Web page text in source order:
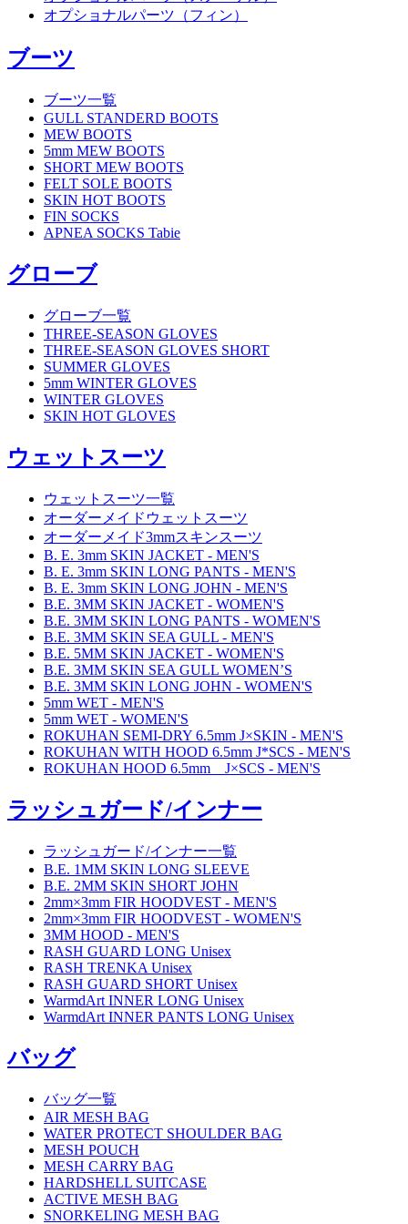
オプショナルパーツ（フィン）
ブーツ
ブーツ一覧
GULL STANDERD BOOTS
MEW BOOTS
5mm MEW BOOTS
SHORT MEW BOOTS
FELT SOLE BOOTS
SKIN HOT BOOTS
FIN SOCKS
APNEA SOCKS Tabie
グローブ
グローブ一覧
THREE-SEASON GLOVES
THREE-SEASON GLOVES SHORT
SUMMER GLOVES
5mm WINTER GLOVES
WINTER GLOVES
SKIN HOT GLOVES
ウェットスーツ
ウェットスーツ一覧
オーダーメイドウェットスーツ
オーダーメイド3mmスキンスーツ
B. E. 3mm SKIN JACKET - MEN'S
B. E. 3mm SKIN LONG PANTS - MEN'S
B. E. 3mm SKIN LONG JOHN - MEN'S
B.E. 3MM SKIN JACKET - WOMEN'S
B.E. 3MM SKIN LONG PANTS - WOMEN'S
B.E. 3MM SKIN SEA GULL - MEN'S
B.E. 5MM SKIN JACKET - WOMEN'S
B.E. 3MM SKIN SEA GULL WOMEN’S
B.E. 3MM SKIN LONG JOHN - WOMEN'S
5mm WET - MEN'S
5mm WET - WOMEN'S
ROKUHAN SEMI-DRY 6.5mm J×SKIN - MEN'S
ROKUHAN WITH HOOD 6.5mm J*SCS - MEN'S
ROKUHAN HOOD 6.5mm J×SCS - MEN'S
ラッシュガード/インナー
ラッシュガード/インナー一覧
B.E. 1MM SKIN LONG SLEEVE
B.E. 2MM SKIN SHORT JOHN
2mm×3mm FIR HOODVEST - MEN'S
2mm×3mm FIR HOODVEST - WOMEN'S
3MM HOOD - MEN'S
RASH GUARD LONG Unisex
RASH TRENKA Unisex
RASH GUARD SHORT Unisex
WarmdArt INNER LONG Unisex
WarmdArt INNER PANTS LONG Unisex
バッグ
バッグ一覧
AIR MESH BAG
WATER PROTECT SHOULDER BAG
MESH POUCH
MESH CARRY BAG
HARDSHELL SUITCASE
ACTIVE MESH BAG
SNORKELING MESH BAG